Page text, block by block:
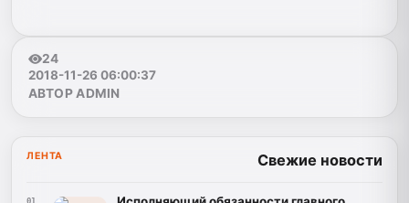
24
2018-11-26 06:00:37
АВТОР ADMIN
ЛЕНТА Свежие новости
01